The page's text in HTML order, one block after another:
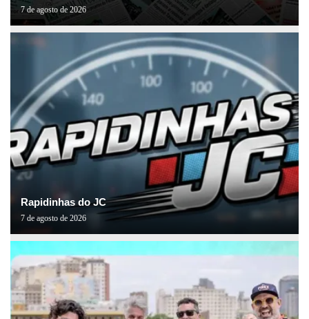
7 de agosto de 2026
Rapidinhas do JC
7 de agosto de 2026